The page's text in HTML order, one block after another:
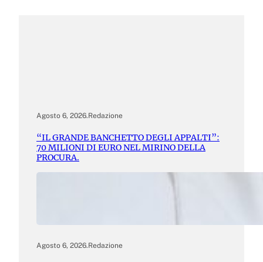
Agosto 6, 2026.Redazione
“IL GRANDE BANCHETTO DEGLI APPALTI”:
70 MILIONI DI EURO NEL MIRINO DELLA
PROCURA.
Agosto 6, 2026.Redazione